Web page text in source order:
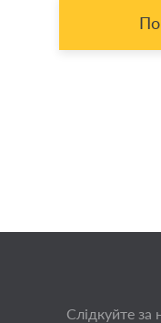
Слідкуйте за